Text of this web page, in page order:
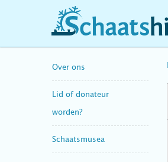
schaatshistorie.nl
Over ons
Lid of donateur
worden?
Schaatsmusea